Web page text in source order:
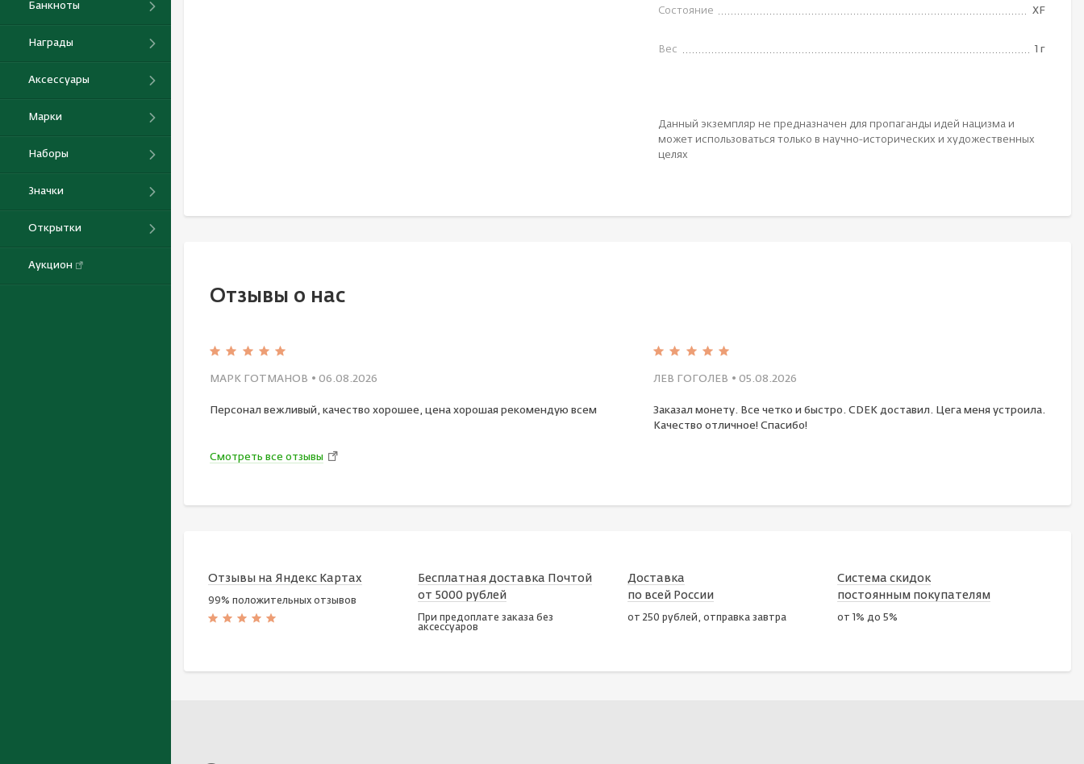
Банкноты
Награды
Аксессуары
Марки
Наборы
Значки
Открытки
Аукцион
Состояние XF
Вес 1 г
Данный экземпляр не предназначен для пропаганды идей нацизма и
может использоваться только в научно-исторических и художественных
целях
Отзывы о нас
МАРК ГОТМАНОВ • 06.08.2026
Персонал вежливый, качество хорошее, цена хорошая рекомендую всем
ЛЕВ ГОГОЛЕВ • 05.08.2026
Заказал монету. Все четко и быстро. CDEK доставил. Цега меня устроила.
Качество отличное! Спасибо!
Смотреть все отзывы
Отзывы на Яндекс Картах
99% положительных отзывов
Бесплатная доставка Почтой
от 5000 рублей
При предоплате заказа без
аксессуаров
Доставка
по всей России
от 250 рублей, отправка завтра
Система скидок
постоянным покупателям
от 1% до 5%